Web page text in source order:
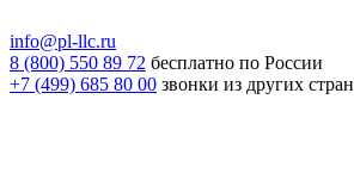
info@pl-llc.ru
8 (800) 550 89 72 бесплатно по России
+7 (499) 685 80 00 звонки из других стран